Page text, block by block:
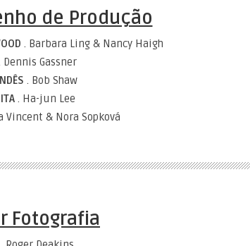
de Produção
. Barbara Ling & Nancy Haigh
Dennis Gassner
. Bob Shaw
. Ha-jun Lee
Vincent & Nora Sopková
Fotografia